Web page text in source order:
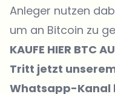
Anleger nutzen
um an Bitcoin zu
KAUFE HIER BTC
Tritt jetzt
Whatsapp-Kanal